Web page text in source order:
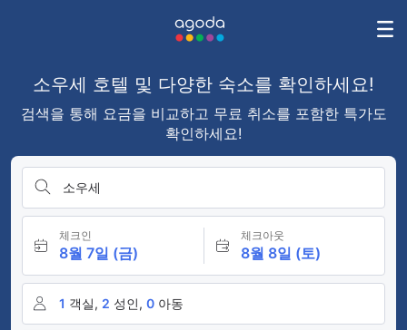
소우세 호텔 및 다양한 숙소를 확인하세요!
검색을 통해 요금을 비교하고 무료 취소를 포함한 특가도
확인하세요!
소우세
체크인
8월 7일 (금)
체크아웃
8월 8일 (토)
1 객실, 2 성인, 0 아동